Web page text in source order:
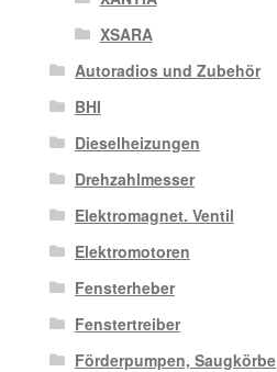
XSARA
Autoradios und Zubehör
BHI
Dieselheizungen
Drehzahlmesser
Elektromagnet. Ventil
Elektromotoren
Fensterheber
Fenstertreiber
Förderpumpen, Saugkörbe